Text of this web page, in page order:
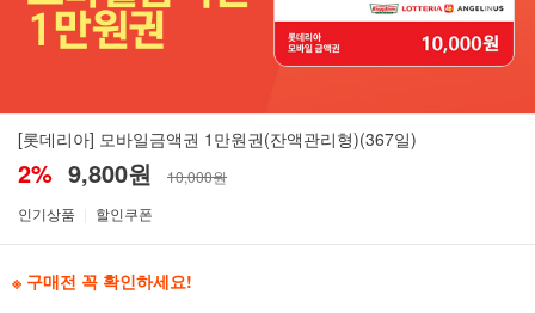
[롯데리아] 모바일금액권 1만원권(잔액관리형)(367일)
2% 9,800원
10,000원
인기상품
할인쿠폰
※ 구매전 꼭 확인하세요!